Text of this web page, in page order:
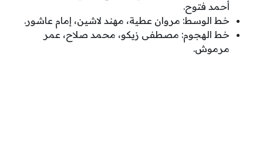
أحمد فتوح.
خط الوسط: مروان عطية، مهند لاشين، إمام عاشور.
خط الهجوم: مصطفى زيكو، محمد صلاح، عمر
مرموش.